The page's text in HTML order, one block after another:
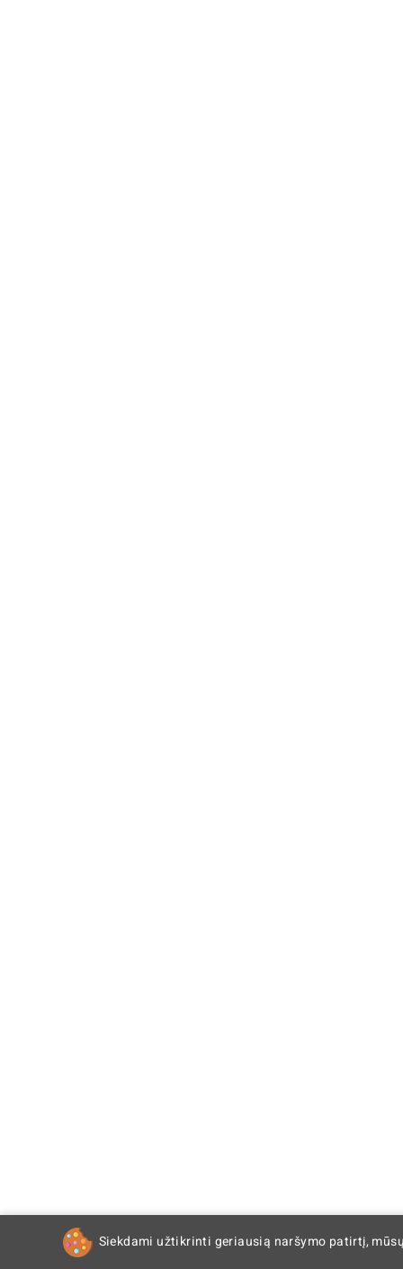
Siekdami užtikrinti geriausią naršymo patirtį,